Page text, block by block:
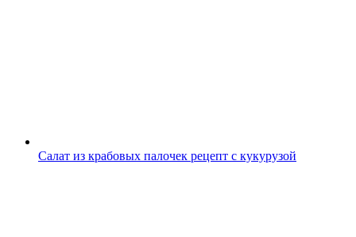
Салат из крабовых палочек рецепт с кукурузой